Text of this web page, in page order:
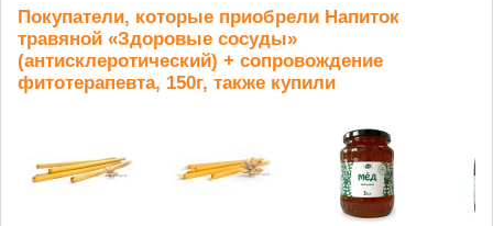
Покупатели, которые приобрели Напиток
травяной «Здоровые сосуды»
(антисклеротический) + сопровождение
фитотерапевта, 150г, также купили